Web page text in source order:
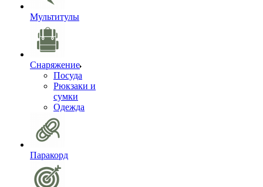
Мультитулы
Снаряжение
Посуда
Рюкзаки и
сумки
Одежда
Паракорд